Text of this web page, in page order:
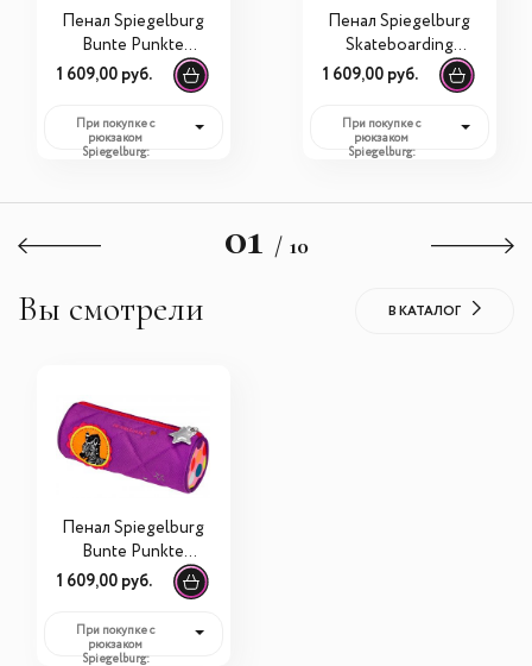
Пенал Spiegelburg
Bunte Punkte
11864
1 609,00 руб.
При покупке с
рюкзаком
Spiegelburg:
Пенал Spiegelburg
Skateboarding
11903
1 609,00 руб.
При покупке с
рюкзаком
Spiegelburg:
01 / 10
Вы смотрели В КАТАЛОГ
Пенал Spiegelburg
Bunte Punkte
11864
1 609,00 руб.
При покупке с
рюкзаком
Spiegelburg: